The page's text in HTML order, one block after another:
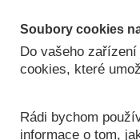
JUSTICE.CZ
EUROPEAN
& INSOLVENCY
Soubory cookies
Do vašeho
cookies, které
Rádi bychom
informace o tom,